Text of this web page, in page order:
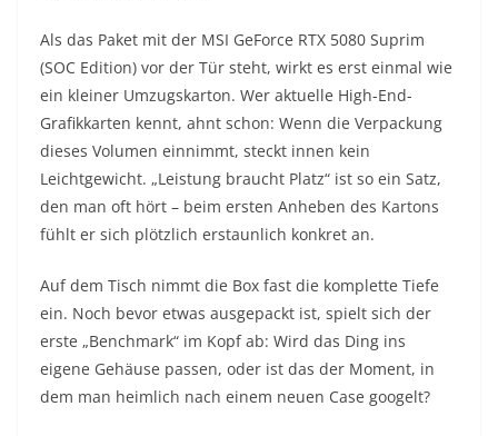
Als das Paket mit der MSI GeForce RTX 5080 Suprim
(SOC Edition) vor der Tür steht, wirkt es erst einmal wie
ein kleiner Umzugskarton. Wer aktuelle High-End-
Grafikkarten kennt, ahnt schon: Wenn die Verpackung
dieses Volumen einnimmt, steckt innen kein
Leichtgewicht. „Leistung braucht Platz“ ist so ein Satz,
den man oft hört – beim ersten Anheben des Kartons
fühlt er sich plötzlich erstaunlich konkret an.
Auf dem Tisch nimmt die Box fast die komplette Tiefe
ein. Noch bevor etwas ausgepackt ist, spielt sich der
erste „Benchmark“ im Kopf ab: Wird das Ding ins
eigene Gehäuse passen, oder ist das der Moment, in
dem man heimlich nach einem neuen Case googelt?